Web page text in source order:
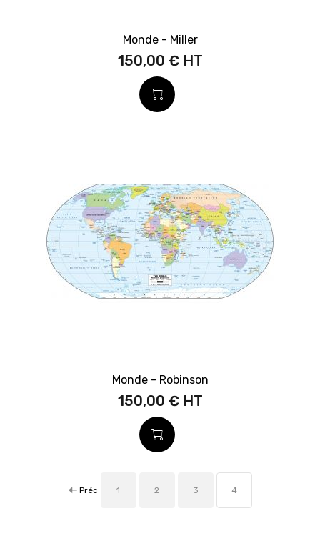
Monde - Miller
150,00 €
Monde - Robinson
150,00 €
Préc 1 2 3 4